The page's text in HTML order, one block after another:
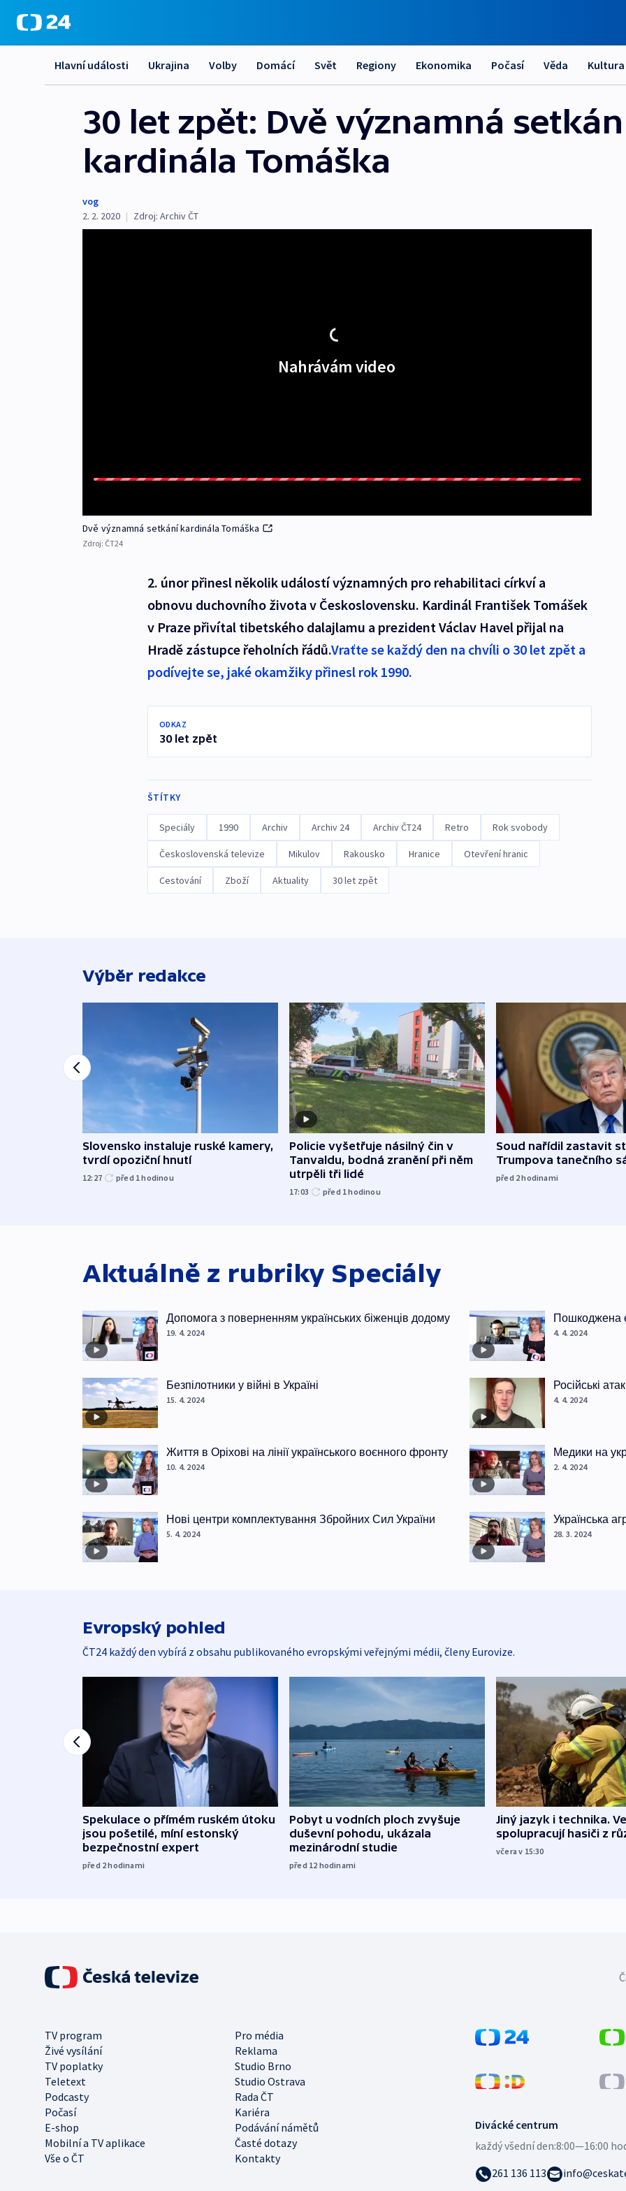
Hlavní události Ukrajina Volby Domácí Svět Regiony Ekonomika Počasí Věda Kultura
30 let zpět: Dvě významná
kardinála Tomáška
vog
2. 2. 2020 | Zdroj: Archiv ČT
Nahrávám video
Dvě významná setkání kardinála Tomáška
Zdroj: ČT24
2. únor přinesl několik událostí významných pro rehabilitaci církví a
obnovu duchovního života v Československu. Kardinál František Tomášek
v Praze přivítal tibetského dalajlamu a prezident Václav Havel přijal na
Hradě zástupce řeholních řádů.Vraťte se každý den na chvíli o 30 let zpět a
podívejte se, jaké okamžiky přinesl rok 1990.
ODKAZ
30 let zpět
ŠTÍTKY
Speciály 1990 Archiv Archiv 24 Archiv ČT24 Retro Rok svobody
Československá televize Mikulov Rakousko Hranice Otevření hranic
Cestování Zboží Aktuality 30 let zpět
Výběr redakce
Slovensko instaluje ruské kamery,
tvrdí opoziční hnutí
12:27 před 1hodinou
Policie vyšetřuje násilný čin v
Tanvaldu, bodná zranění při něm
utrpěli tři lidé
17:03 před 1hodinou
Soud nařídil zastavit
Trumpova tanečního
před 2hodinami
Aktuálně z rubriky Speciály
Допомога з поверненням українських біженців додому
19. 4. 2024
Безпілотники у війні в Україні
15. 4. 2024
Життя в Оріхові на лінії українського воєнного фронту
10. 4. 2024
Нові центри комплектування Збройних Сил України
5. 4. 2024
Пошкоджена
4. 4. 2024
Російські
4. 4. 2024
Медики на
2. 4. 2024
Українська
28. 3. 2024
Evropský pohled
ČT24 každý den vybírá z obsahu publikovaného evropskými veřejnými médii, členy Eurovize.
Spekulace o přímém ruském útoku
jsou pošetilé, míní estonský
bezpečnostní expert
před 2hodinami
Pobyt u vodních ploch zvyšuje
duševní pohodu, ukázala
mezinárodní studie
před 12 hodinami
Jiný jazyk i technika.
spolupracují hasiči z
včera v 15:30
TV program
Pro média
Živé vysílání
Reklama
TV poplatky
Studio Brno
Teletext
Studio Ostrava
Podcasty
Rada ČT
Počasí
Kariéra
E-shop
Podávání námětů
Mobilní a TV aplikace
Časté dotazy
Vše o ČT
Kontakty
Divácké centrum
každý všední den:8:00—16:00
261 136 113